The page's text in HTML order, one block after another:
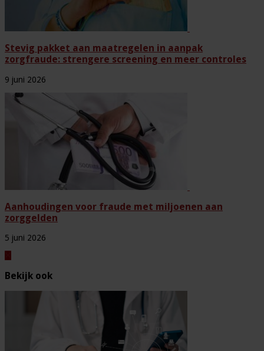
Stevig pakket aan maatregelen in aanpak
zorgfraude: strengere screening en meer controles
9 juni 2026
Aanhoudingen voor fraude met miljoenen aan
zorggelden
5 juni 2026
Bekijk ook